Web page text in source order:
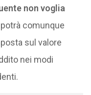
non voglia
potrà comunque
sul valore
nei modi